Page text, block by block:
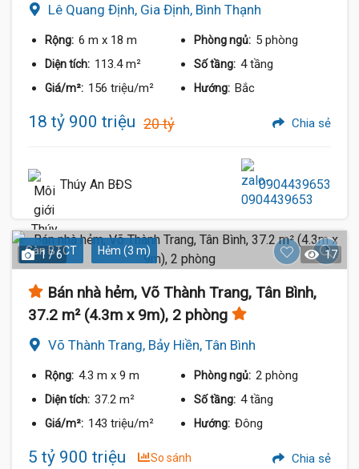
Lê Quang Định, Gia Định, Bình Thạnh
Rộng: 6 m x 18 m Phòng ngủ: 5 phòng
Diện tích: 113.4 m² Số tầng: 4 tầng
Giá/m²: 156 triệu/m² Hướng: Bắc
18 tỷ 900 triệu 20 tỷ Chia sẻ
Thúy An BĐS 0904439653
Sàn BTCT Hẻm (3 m)
1 / 6 17
Bán nhà hẻm, Võ Thành Trang, Tân Bình,
37.2 m² (4.3m x 9m), 2 phòng
Võ Thành Trang, Bảy Hiền, Tân Bình
Rộng: 4.3 m x 9 m Phòng ngủ: 2 phòng
Diện tích: 37.2 m² Số tầng: 4 tầng
Giá/m²: 143 triệu/m² Hướng: Đông
5 tỷ 900 triệu So sánh Chia sẻ